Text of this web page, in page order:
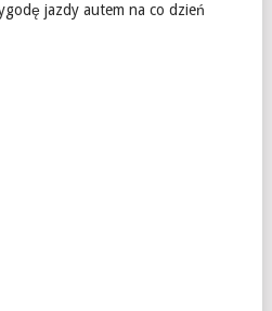
jazdy autem na co dzień